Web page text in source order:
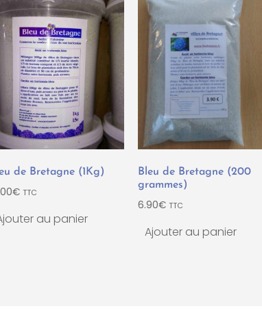
de Bretagne (1Kg)
€ TTC
au panier
Bleu de Bretagne (200
grammes)
6.90€ TTC
Ajouter au panier